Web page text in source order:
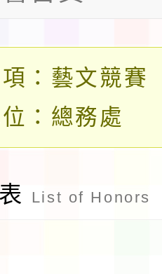
」1份
學年度學生
助參觀特色
施計畫」
華民國畫廊
術教育日」
代課鐘點教
童課後照顧
：藝文競賽
：總務處
List of Honors